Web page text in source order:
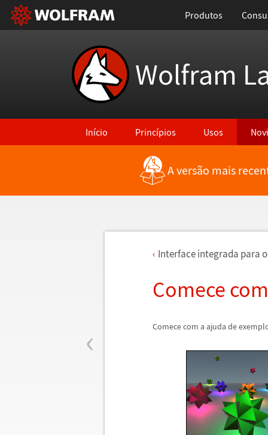
Produtos
Wolfram
Início Princípios Usos
A versão mais
‹
Interface integrada para
Comece
Comece com a ajuda de